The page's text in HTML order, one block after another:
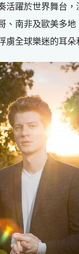
活躍於世界舞台，
、南非及歐美多
虜全球樂迷的耳朵